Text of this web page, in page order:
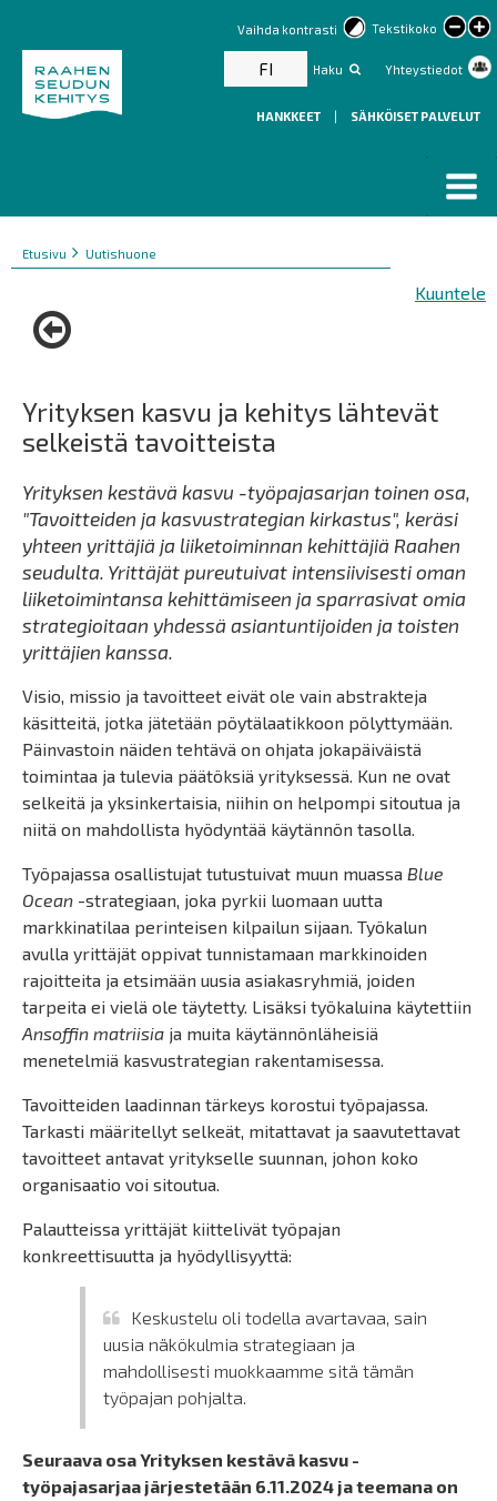
Tekstikoko
text
Vaihda kontrasti
Haku Yhteystiedot
FI
HANKKEET | SÄHKÖISET PALVELUT
Murupolku
You
Etusivu Uutishuone
Kuuntele
Yrityksen kasvu ja kehitys lähtevät
selkeistä tavoitteista
Yrityksen kestävä kasvu -työpajasarjan toinen osa,
"Tavoitteiden ja kasvustrategian kirkastus", keräsi
yhteen yrittäjiä ja liiketoiminnan kehittäjiä Raahen
seudulta. Yrittäjät pureutuivat intensiivisesti oman
liiketoimintansa kehittämiseen ja sparrasivat omia
strategioitaan yhdessä asiantuntijoiden ja toisten
yrittäjien kanssa.
Visio, missio ja tavoitteet eivät ole vain abstrakteja
käsitteitä, jotka jätetään pöytälaatikkoon pölyttymään.
Päinvastoin näiden tehtävä on ohjata jokapäiväistä
toimintaa ja tulevia päätöksiä yrityksessä. Kun ne ovat
selkeitä ja yksinkertaisia, niihin on helpompi sitoutua ja
niitä on mahdollista hyödyntää käytännön tasolla.
Työpajassa osallistujat tutustuivat muun muassa Blue
Ocean -strategiaan, joka pyrkii luomaan uutta
markkinatilaa perinteisen kilpailun sijaan. Työkalun
avulla yrittäjät oppivat tunnistamaan markkinoiden
rajoitteita ja etsimään uusia asiakasryhmiä, joiden
tarpeita ei vielä ole täytetty. Lisäksi työkaluina käytettiin
Ansoffin matriisia ja muita käytännönläheisiä
menetelmiä kasvustrategian rakentamisessa.
Tavoitteiden laadinnan tärkeys korostui työpajassa.
Tarkasti määritellyt selkeät, mitattavat ja saavutettavat
tavoitteet antavat yritykselle suunnan, johon koko
organisaatio voi sitoutua.
Palautteissa yrittäjät kiittelivät työpajan
konkreettisuutta ja hyödyllisyyttä:
Keskustelu oli todella avartavaa, sain
uusia näkökulmia strategiaan ja
mahdollisesti muokkaamme sitä tämän
työpajan pohjalta.
Seuraava osa Yrityksen kestävä kasvu -
työpajasarjaa järjestetään 6.11.2024 ja teemana on